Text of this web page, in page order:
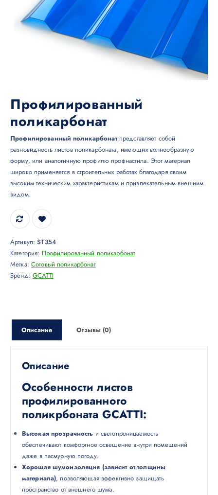
Профилированный
поликарбонат
Профилированный поликарбонатпредставляет собой
разновидность листов поликарбоната, имеющих волнообразную
форму, или аналогичную профилю профнастила. Этот материал
широко применяется в строительных работах благодаря своим
высоким техническим характеристикам и привлекательным внешним
видом.
Артикул:ST354
Категория: Профилированный поликарбонат
Метка:Сотовый поликарбонат
Бренд:GCATTI
Описание Отзывы (0)
Описание
Особенности листов
профилированного
поликрбоната GCATTI:
Высокая прозрачность и светопроницаемость
обеспечивают комфортное освещение внутри помещений
даже в пасмурную погоду.
Хорошая шумоизоляция (зависит от толщины
материала), позволяющая эффективно защищать
пространство от внешнего шума.